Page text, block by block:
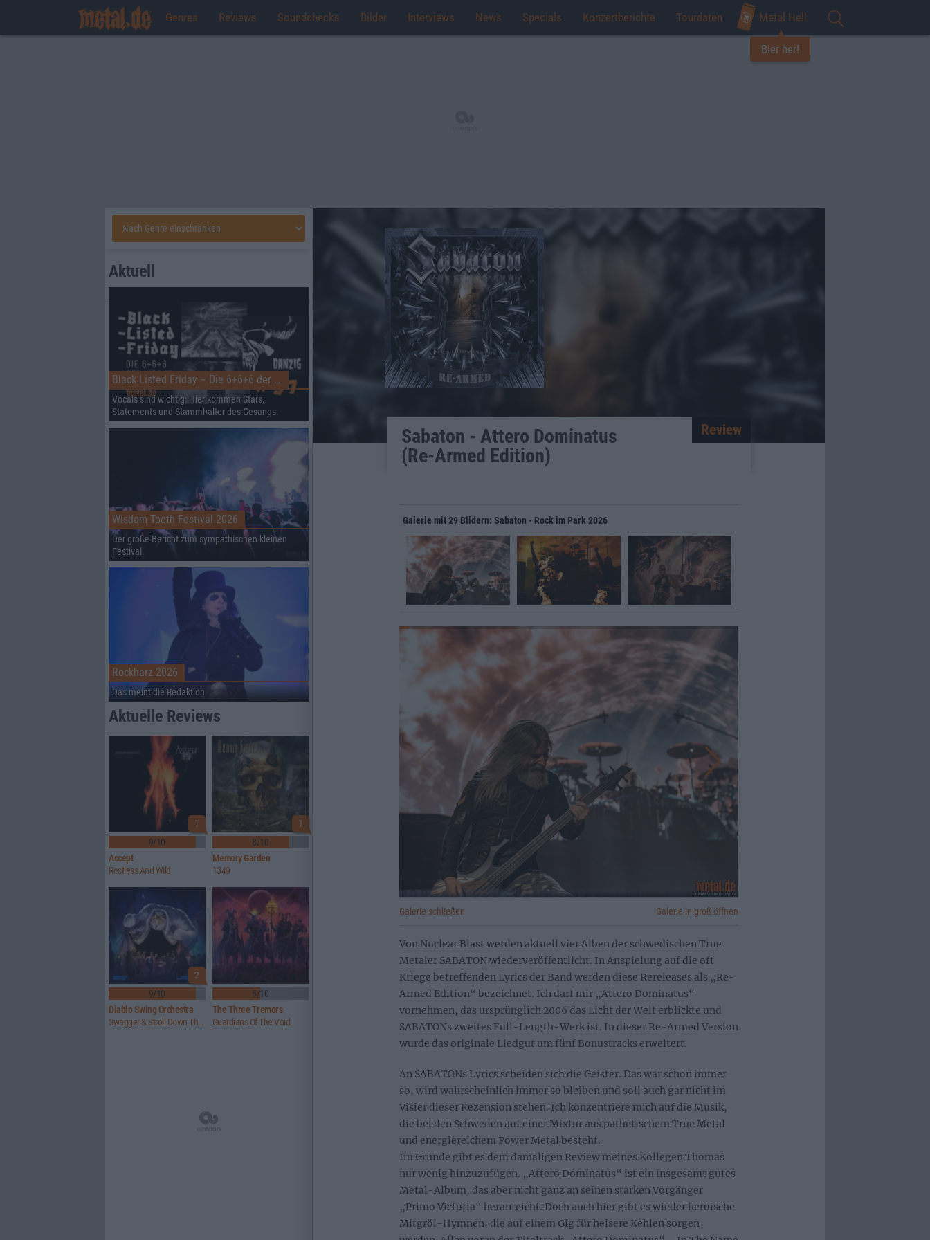
Genres Reviews Soundchecks Bilder Interviews News Specials Konzertberichte Tourdaten Metal Hell
Bier her!
Sabaton - Attero Dominatus
(Re-Armed Edition)
Review
Galerie mit 29 Bildern: Sabaton - Rock im Park 2026
Galerie schließen Galerie in groß öffnen
Von Nuclear Blast werden aktuell vier Alben der schwedischen True
Metaler SABATON wiederveröffentlicht. In Anspielung auf die oft
Kriege betreffenden Lyrics der Band werden diese Rereleases als „Re-
Armed Edition“ bezeichnet. Ich darf mir „Attero Dominatus“
vornehmen, das ursprünglich 2006 das Licht der Welt erblickte und
SABATONs zweites Full-Length-Werk ist. In dieser Re-Armed Version
wurde das originale Liedgut um fünf Bonustracks erweitert.
An SABATONs Lyrics scheiden sich die Geister. Das war schon immer
so, wird wahrscheinlich immer so bleiben und soll auch gar nicht im
Visier dieser Rezension stehen. Ich konzentriere mich auf die Musik,
die bei den Schweden auf einer Mixtur aus pathetischem True Metal
und energiereichem Power Metal besteht.
Im Grunde gibt es dem damaligen Review meines Kollegen Thomas
nur wenig hinzuzufügen. „Attero Dominatus“ ist ein insgesamt gutes
Metal-Album, das aber nicht ganz an seinen starken Vorgänger
„Primo Victoria“ heranreicht. Doch auch hier gibt es wieder heroische
Mitgröl-Hymnen, die auf einem Gig für heisere Kehlen sorgen
Aktuell
Black Listed Friday – Die 6+6+6 der Woche
Vocals sind wichtig: Hier kommen Stars,
Statements und Stammhalter des Gesangs.
Wisdom Tooth Festival 2026
Der große Bericht zum sympathischen kleinen
Festival.
Rockharz 2026
Das meint die Redaktion
Aktuelle Reviews
1
9/10
Accept
Restless And Wild
1
8/10
Memory Garden
1349
2
9/10
Diablo Swing Orchestra
Swagger & Stroll Down The Rabbit Hole
5/10
The Three Tremors
Guardians Of The Void